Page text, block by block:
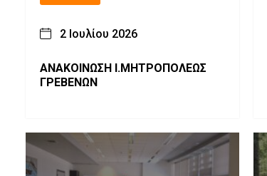
2 Ιουλίου 2026
ΑΝΑΚΟΙΝΩΣΗ Ι.ΜΗΤΡΟΠΟΛΕΩΣ
ΓΡΕΒΕΝΩΝ